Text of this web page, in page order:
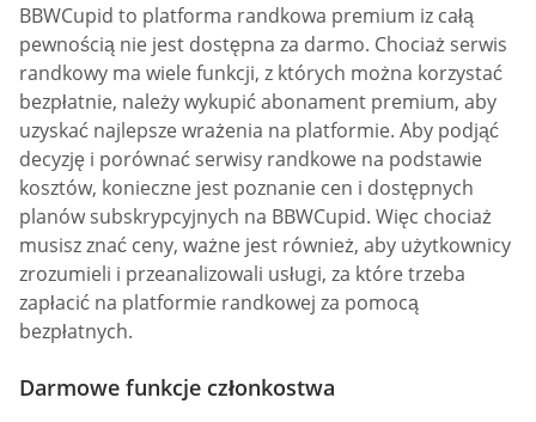
BBWCupid to platforma randkowa premium iz całą
pewnością nie jest dostępna za darmo. Chociaż serwis
randkowy ma wiele funkcji, z których można korzystać
bezpłatnie, należy wykupić abonament premium, aby
uzyskać najlepsze wrażenia na platformie. Aby podjąć
decyzję i porównać serwisy randkowe na podstawie
kosztów, konieczne jest poznanie cen i dostępnych
planów subskrypcyjnych na BBWCupid. Więc chociaż
musisz znać ceny, ważne jest również, aby użytkownicy
zrozumieli i przeanalizowali usługi, za które trzeba
zapłacić na platformie randkowej za pomocą
bezpłatnych.
Darmowe funkcje członkostwa